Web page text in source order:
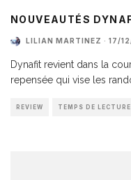
NOUVEAUTÉS
LILIAN MARTINEZ · 17/
Dynafit revient dans la
repensée qui vise les
REVIEW TEMPS DE